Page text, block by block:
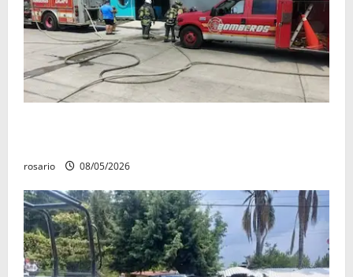
rosario 08/05/2026